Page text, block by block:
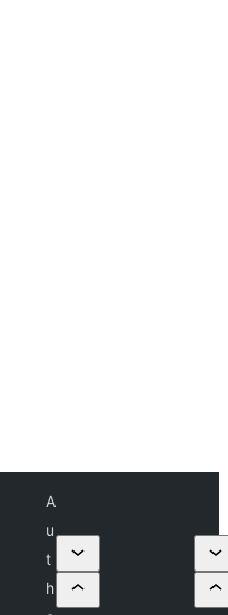
A
u
t
h